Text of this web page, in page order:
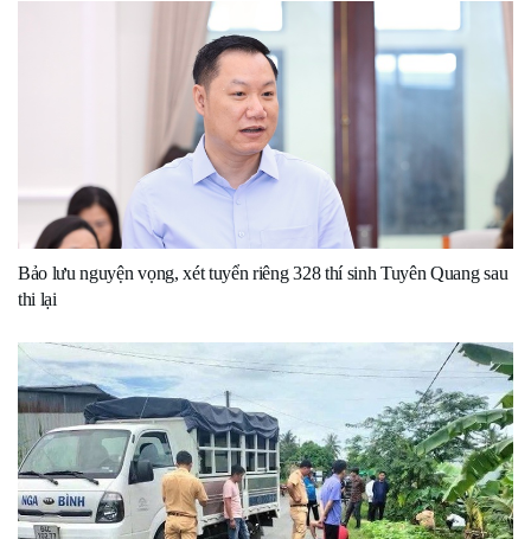
Bảo lưu nguyện vọng, xét tuyển riêng 328 thí sinh Tuyên Quang sau
thi lại